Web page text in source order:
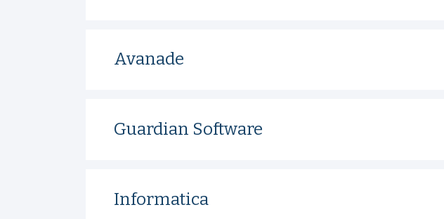
Avanade
Guardian Software
Informatica